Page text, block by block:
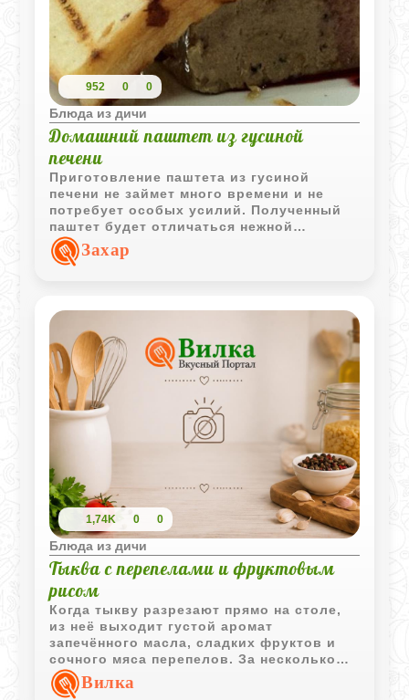
952 0 0
Блюда из дичи
Домашний паштет из гусиной
печени
Приготовление паштета из гусиной
печени не займет много времени и не
потребует особых усилий. Полученный
паштет будет отличаться нежной
текстурой, богатым ароматом и
изысканным вкусом. Подавать его
украшением.
Захар
1,74K 0 0
Блюда из дичи
Тыква с перепелами и фруктовым
рисом
Когда тыкву разрезают прямо на столе,
из неё выходит густой аромат
запечённого масла, сладких фруктов и
сочного мяса перепелов. За несколько
часов в духовке начинка пропитывается
тыквенным соком, а сама тыква
Вилка